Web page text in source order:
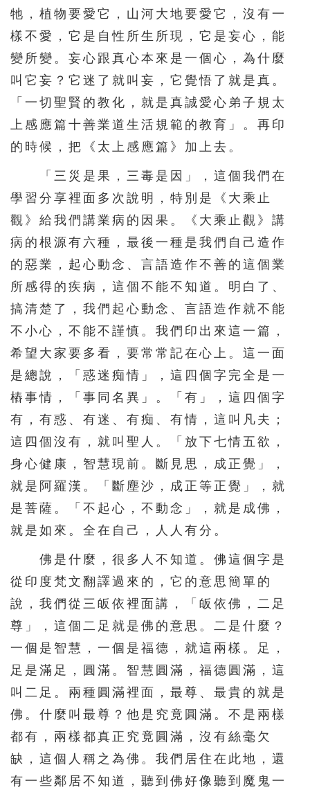
牠，植物要愛它，山河大地要愛它，沒有一
樣不愛，它是自性所生所現，它是妄心，能
變所變。妄心跟真心本來是一個心，為什麼
叫它妄？它迷了就叫妄，它覺悟了就是真。
「一切聖賢的教化，就是真誠愛心弟子規太
上感應篇十善業道生活規範的教育」。再印
的時候，把《太上感應篇》加上去。
「三災是果，三毒是因」，這個我們在
學習分享裡面多次說明，特別是《大乘止
觀》給我們講業病的因果。《大乘止觀》講
病的根源有六種，最後一種是我們自己造作
的惡業，起心動念、言語造作不善的這個業
所感得的疾病，這個不能不知道。明白了、
搞清楚了，我們起心動念、言語造作就不能
不小心，不能不謹慎。我們印出來這一篇，
希望大家要多看，要常常記在心上。這一面
是總說，「惑迷痴情」，這四個字完全是一
樁事情，「事同名異」。「有」，這四個字
有，有惑、有迷、有痴、有情，這叫凡夫；
這四個沒有，就叫聖人。「放下七情五欲，
身心健康，智慧現前。斷見思，成正覺」，
就是阿羅漢。「斷塵沙，成正等正覺」，就
是菩薩。「不起心，不動念」，就是成佛，
就是如來。全在自己，人人有分。
佛是什麼，很多人不知道。佛這個字是
從印度梵文翻譯過來的，它的意思簡單的
說，我們從三皈依裡面講，「皈依佛，二足
尊」，這個二足就是佛的意思。二是什麼？
一個是智慧，一個是福德，就這兩樣。足，
足是滿足，圓滿。智慧圓滿，福德圓滿，這
叫二足。兩種圓滿裡面，最尊、最貴的就是
佛。什麼叫最尊？他是究竟圓滿。不是兩樣
都有，兩樣都真正究竟圓滿，沒有絲毫欠
缺，這個人稱之為佛。我們居住在此地，還
有一些鄰居不知道，聽到佛好像聽到魔鬼一